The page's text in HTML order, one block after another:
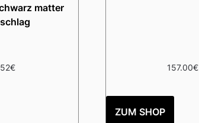
matter
€ 157.00€
ZUM SHOP